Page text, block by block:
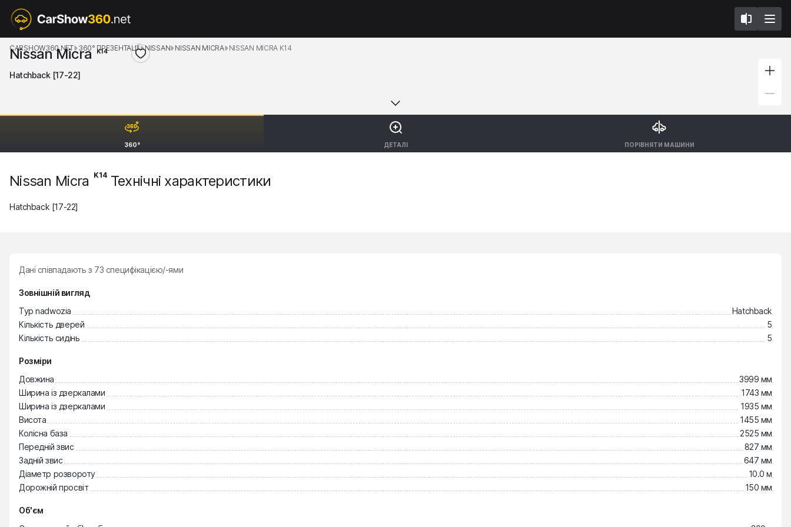
360° ДЕТАЛІ ПОРІВНЯТИ МАШИНИ
CARSHOW360.NET 360° ПРЕЗЕНТАЦІЇ NISSAN NISSAN MICRA NISSAN MICRA K14
Nissan Micra K14
Hatchback [17-22]
Nissan Micra K14Технічні характеристики
Hatchback [17-22]
Дані співпадають з 73 специфікацією/-ями
Зовнішній вигляд
Typ nadwozia
Hatchback
Кількість дверей
5
Кількість сидінь
5
Розміри
Довжина
3999 мм
Ширина із дзеркалами
1743 мм
Ширина із дзеркалами
1935 мм
Висота
1455 мм
Колісна база
2525 мм
Передній звис
827 мм
Задній звис
647 мм
Діаметр розвороту
10.0 м
Дорожній просвіт
150 мм
Об'єм